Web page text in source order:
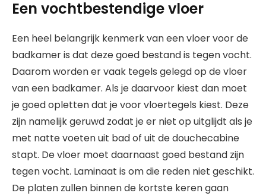
Een vochtbestendige vloer
Een heel belangrijk kenmerk van een vloer voor de
badkamer is dat deze goed bestand is tegen vocht.
Daarom worden er vaak tegels gelegd op de vloer
van een badkamer. Als je daarvoor kiest dan moet
je goed opletten dat je voor vloertegels kiest. Deze
zijn namelijk geruwd zodat je er niet op uitglijdt als je
met natte voeten uit bad of uit de douchecabine
stapt. De vloer moet daarnaast goed bestand zijn
tegen vocht. Laminaat is om die reden niet geschikt.
De platen zullen binnen de kortste keren gaan